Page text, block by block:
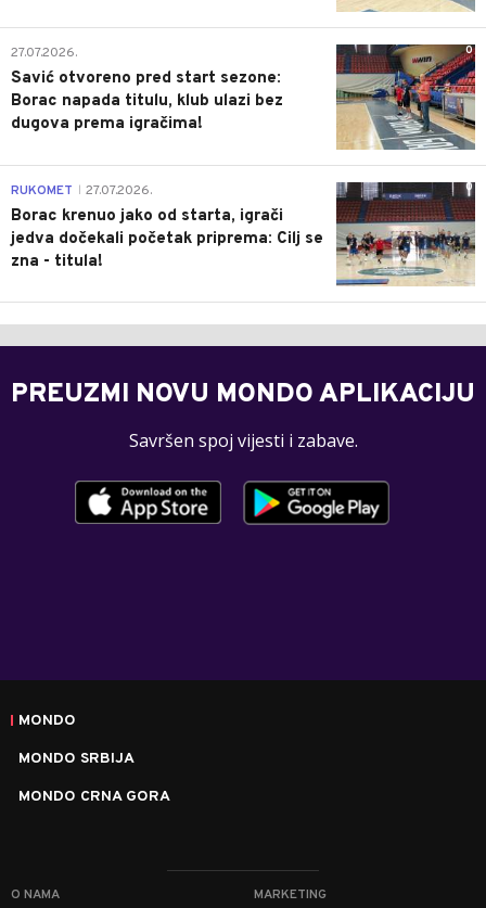
0
27.07.2026.
Savić otvoreno pred start sezone:
Borac napada titulu, klub ulazi bez
dugova prema igračima!
0
RUKOMET 27.07.2026.
Borac krenuo jako od starta, igrači
jedva dočekali početak priprema: Cilj se
zna - titula!
PREUZMI NOVU MONDO APLIKACIJU
Savršen spoj vijesti i zabave.
MONDO
MONDO SRBIJA
MONDO CRNA GORA
O NAMA MARKETING